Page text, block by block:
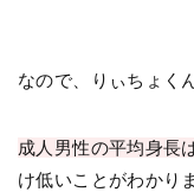
なので、りぃちょく
成人男性の平均身長
け低いことがわかり